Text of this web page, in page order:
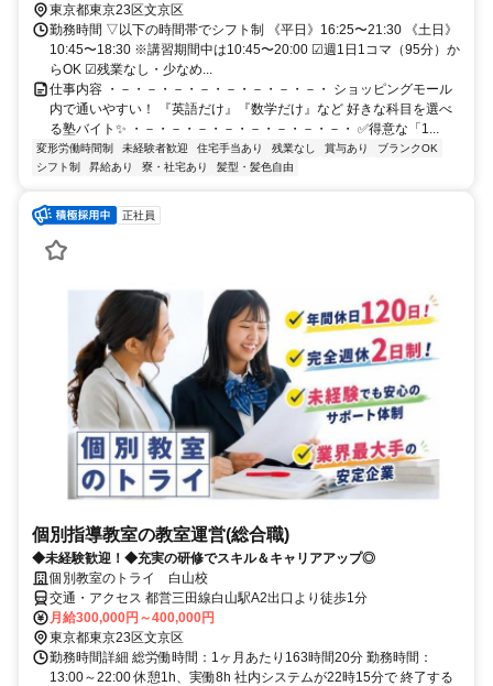
東京都東京23区文京区
勤務時間 ▽以下の時間帯でシフト制 《平日》16:25〜21:30 《土日》
10:45〜18:30 ※講習期間中は10:45〜20:00 ☑週1日1コマ（95分）か
らOK ☑残業なし・少なめ...
仕事内容 ・－・－・－・－・－・－・－・－・ ショッピングモール
内で通いやすい！ 『英語だけ』『数学だけ』など 好きな科目を選べ
る塾バイト✨ ・－・－・－・－・－・－・－・－・ ✅得意な「1...
変形労働時間制 未経験者歓迎 住宅手当あり 残業なし 賞与あり
ブランクOK
シフト制
昇給あり 寮・社宅あり 髪型・髪色自由
正社員
個別指導教室の教室運営(総合職)
◆未経験歓迎！◆充実の研修でスキル＆キャリアアップ◎
個別教室のトライ 白山校
交通・アクセス 都営三田線白山駅A2出口より徒歩1分
月給300,000円～400,000円
東京都東京23区文京区
勤務時間詳細 総労働時間：1ヶ月あたり163時間20分 勤務時間：
13:00～22:00 休憩1h、実働8h 社内システムが22時15分で 終了する